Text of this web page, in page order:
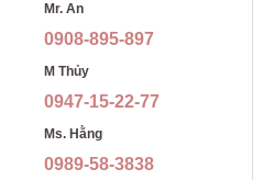
Mr. An
0908-895-897
M Thủy
0947-15-22-77
Ms. Hằng
0989-58-3838